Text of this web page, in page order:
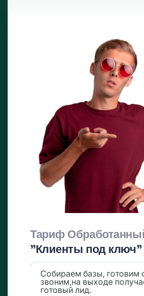
Тариф
"Клиенты под ключ"
Собираем базы, готовим
звоним,на выходе
готовый лид.